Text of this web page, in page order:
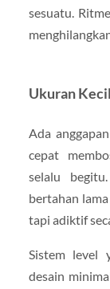
sesuatu.
Ukuran
Ada
cepat
selalu
bertahan
tapi adiktif
Sistem level
desain